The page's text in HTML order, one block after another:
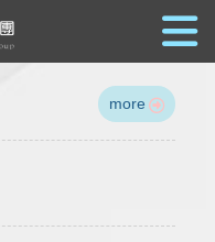
more